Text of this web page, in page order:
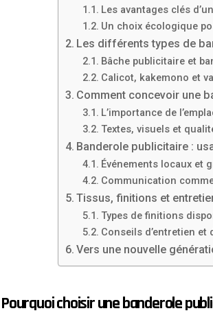
Les avantages clés
Un choix écologique
Les différents types de
Bâche publicitaire et
Calicot, kakemono et
Comment concevoir une
L’importance de
Textes, visuels et
Banderole publicitaire :
Événements locaux et
Communication
Tissus, finitions et
Types de finitions
Conseils d’entretien et
Vers une nouvelle
Pourquoi choisir une banderole